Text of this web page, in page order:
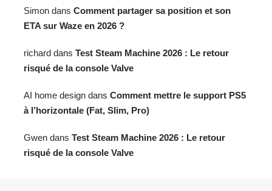
Simon dans Comment partager sa position et son
ETA sur Waze en 2026 ?
richard dans Test Steam Machine 2026 : Le retour
risqué de la console Valve
AI home design dans Comment mettre le support PS5
à l’horizontale (Fat, Slim, Pro)
Gwen dans Test Steam Machine 2026 : Le retour
risqué de la console Valve